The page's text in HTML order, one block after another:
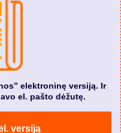
elektroninę versiją. Ir
el. pašto dėžutę.
versiją